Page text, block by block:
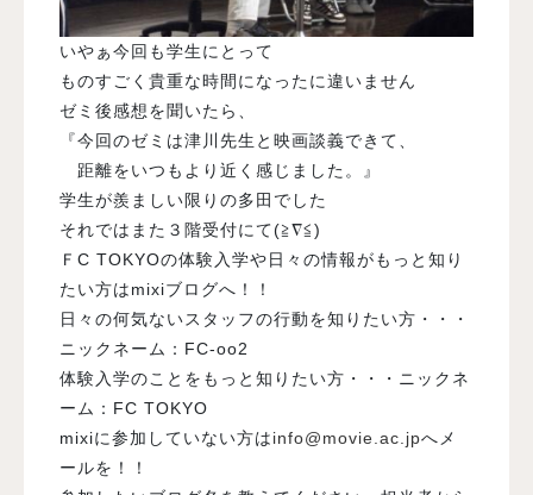
いやぁ今回も学生にとって
ものすごく貴重な時間になったに違いません
ゼミ後感想を聞いたら、
『今回のゼミは津川先生と映画談義できて、
距離をいつもより近く感じました。』
学生が羨ましい限りの多田でした
それではまた３階受付にて(≧∇≦)
ＦC TOKYOの体験入学や日々の情報がもっと知り
たい方はmixiブログへ！！
日々の何気ないスタッフの行動を知りたい方・・・
ニックネーム：FC-oo2
体験入学のことをもっと知りたい方・・・ニックネ
ーム：FC TOKYO
mixiに参加していない方はinfo@movie.ac.jpへメ
ールを！！